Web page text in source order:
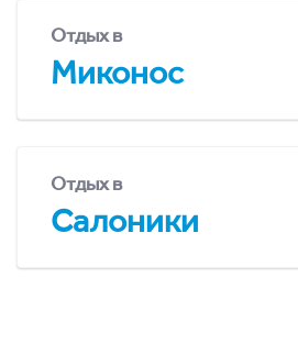
Отдых в
Миконос
Отдых в
Салоники